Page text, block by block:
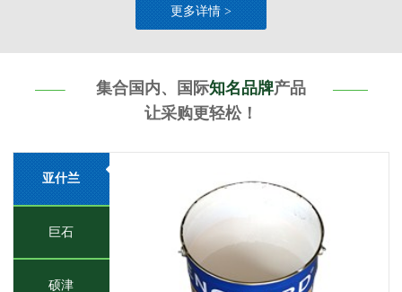
更多详情 >
集合国内、国际知名品牌产品
让采购更轻松！
亚什兰
巨石
硕津